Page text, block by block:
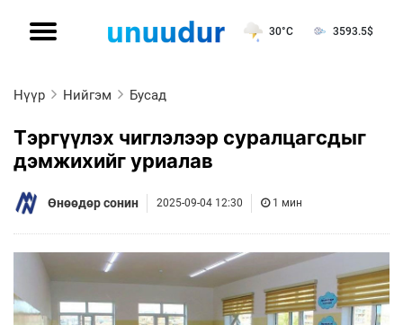
30°C 3593.5$
Нүүр Нийгэм Бусад
Тэргүүлэх чиглэлээр суралцагсдыг
дэмжихийг уриалав
Өнөөдөр сонин 2025-09-04 12:30 1 мин